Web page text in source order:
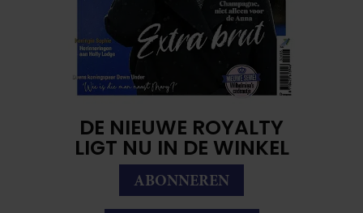
DE NIEUWE ROYALTY
LIGT NU IN DE WINKEL
ABONNEREN